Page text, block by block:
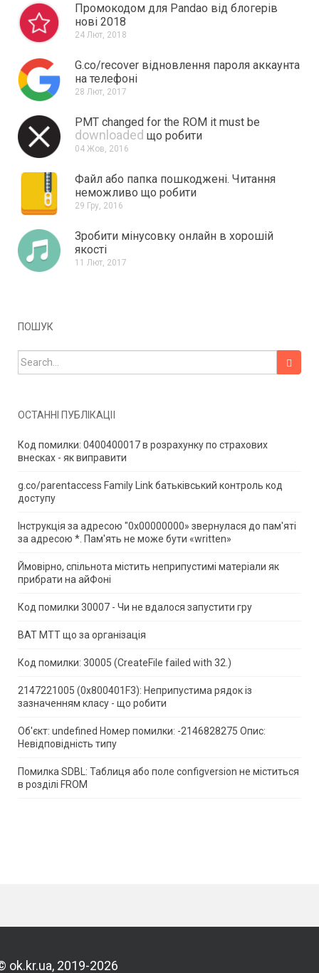
Промокодом для Pandao від блогерів
нові 2018
24 Лют, 2018
G.co/recover відновлення пароля аккаунта
на телефоні
28 Лют, 2017
PMT changed for the ROM it must be
downloaded що робити
04 Жов, 2016
Файл або папка пошкоджені. Читання
неможливо що робити
29 Гру, 2016
Зробити мінусовку онлайн в хорошій
якості
11 Лют, 2017
ПОШУК
Search for:
ОСТАННІ ПУБЛІКАЦІЇ
Код помилки: 0400400017 в розрахунку по страхових
внесках - як виправити
g.co/parentaccess Family Link батьківський контроль код
доступу
Інструкція за адресою "0x00000000» звернулася до пам'яті
за адресою *. Пам'ять не може бути «written»
Ймовірно, спільнота містить неприпустимі матеріали як
прибрати на айФоні
Код помилки 30007 - Чи не вдалося запустити гру
ВАТ МТТ що за організація
Код помилки: 30005 (CreateFile failed with 32.)
2147221005 (0x800401F3): Неприпустима рядок із
зазначенням класу - що робити
Об'єкт: undefined Номер помилки: -2146828275 Опис:
Невідповідність типу
Помилка SDBL: Таблиця або поле configversion не міститься
в розділі FROM
ok.kr.ua, 2019-2026